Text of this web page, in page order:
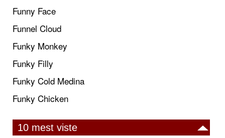
Funny Face
Funnel Cloud
Funky Monkey
Funky Filly
Funky Cold Medina
Funky Chicken
10 mest viste